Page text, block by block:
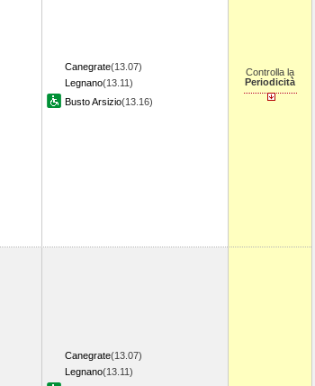
Canegrate(13.07)
Legnano(13.11)
Busto Arsizio(13.16)
Controlla la
Periodicità
Canegrate(13.07)
Legnano(13.11)